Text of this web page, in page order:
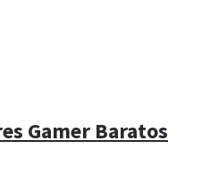
Gamer Baratos